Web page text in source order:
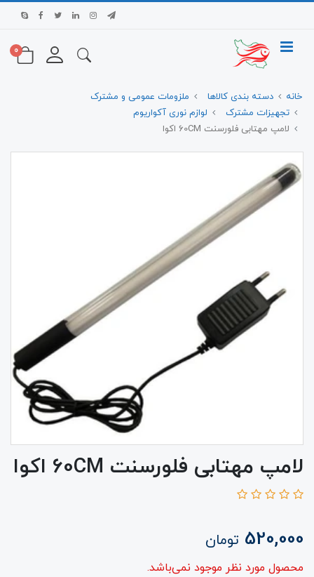
0
خانه دسته بندی کالاها
ملزومات عمومی و مشترک
تجهیزات مشترک
لوازم نوری آکواریوم
لامپ مهتابی فلورسنت 60CM اکوا
لامپ مهتابی فلورسنت 60CM اکوا
520,000 تومان
محصول مورد نظر موجود نمی‌باشد.